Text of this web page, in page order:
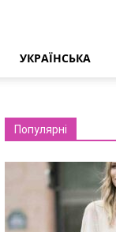
УКРАЇНСЬКА
Популярні